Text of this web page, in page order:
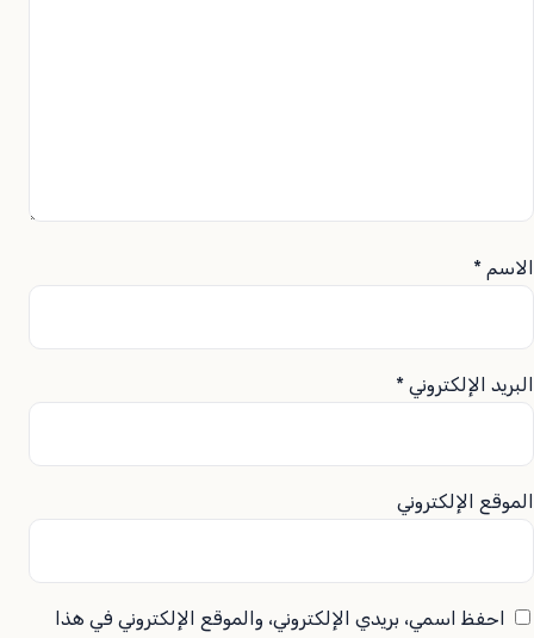
الاسم *
البريد الإلكتروني *
الموقع الإلكتروني
احفظ اسمي، بريدي الإلكتروني، والموقع الإلكتروني في هذا